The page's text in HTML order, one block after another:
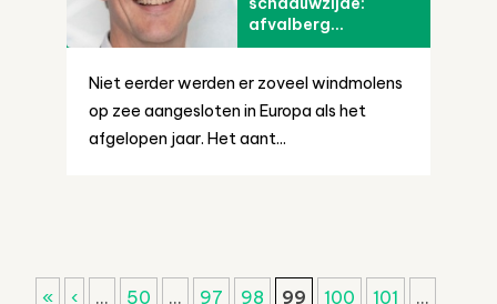
afvalberg...
Niet eerder werden er zoveel windmolens
op zee aangesloten in Europa als het
afgelopen jaar. Het aant...
« ‹ ... 50 ... 97 98 99 100 101
...